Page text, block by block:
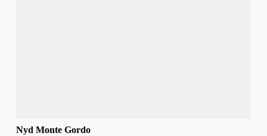
Nyd Monte Gordo